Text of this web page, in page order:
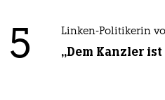
5 Linken-Politikerin
„Dem Kanzler